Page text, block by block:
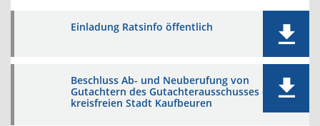
Einladung Ratsinfo öffentlich
Beschluss Ab- und Neuberufung von
Gutachtern des Gutachterausschusses der
kreisfreien Stadt Kaufbeuren